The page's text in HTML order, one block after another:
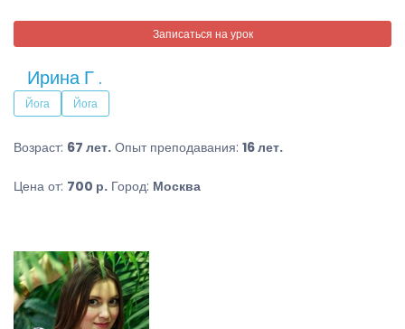
Записаться на урок
Ирина Г .
Йога Йога
Возраст: 67 лет. Опыт преподавания: 16 лет.
Цена от: 700 р. Город: Москва